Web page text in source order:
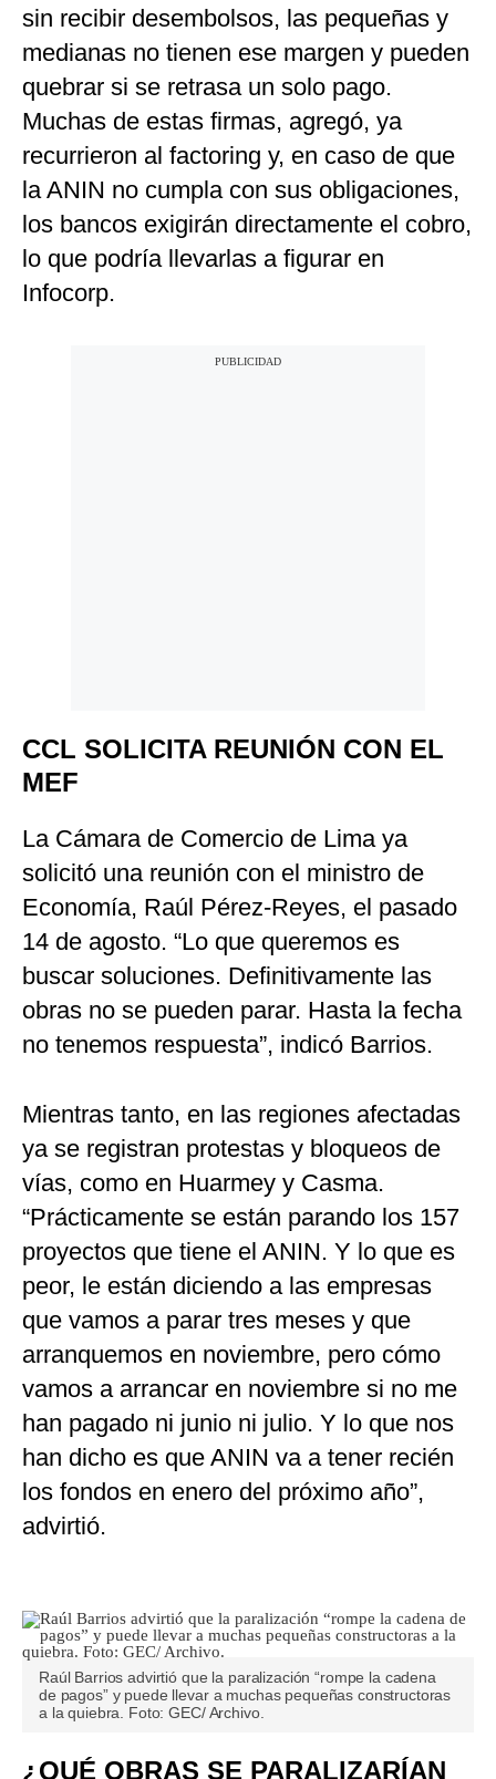
sin recibir desembolsos, las pequeñas y
medianas no tienen ese margen y pueden
quebrar si se retrasa un solo pago.
Muchas de estas firmas, agregó, ya
recurrieron al factoring y, en caso de que
la ANIN no cumpla con sus obligaciones,
los bancos exigirán directamente el cobro,
lo que podría llevarlas a figurar en
Infocorp.
CCL SOLICITA REUNIÓN CON EL
MEF
La Cámara de Comercio de Lima ya
solicitó una reunión con el ministro de
Economía, Raúl Pérez-Reyes, el pasado
14 de agosto. “Lo que queremos es
buscar soluciones. Definitivamente las
obras no se pueden parar. Hasta la fecha
no tenemos respuesta”, indicó Barrios.
Mientras tanto, en las regiones afectadas
ya se registran protestas y bloqueos de
vías, como en Huarmey y Casma.
“Prácticamente se están parando los 157
proyectos que tiene el ANIN. Y lo que es
peor, le están diciendo a las empresas
que vamos a parar tres meses y que
arranquemos en noviembre, pero cómo
vamos a arrancar en noviembre si no me
han pagado ni junio ni julio. Y lo que nos
han dicho es que ANIN va a tener recién
los fondos en enero del próximo año”,
advirtió.
Raúl Barrios advirtió que la paralización “rompe la cadena
de pagos” y puede llevar a muchas pequeñas constructoras
a la quiebra. Foto: GEC/ Archivo.
¿QUÉ OBRAS SE PARALIZARÍAN